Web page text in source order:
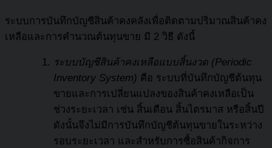
ระบบการบันทึกบัญชีสินค้าคงคลังเพื่อติดตามปริมาณสินค้าคง
เหลือและการคำนวณต้นทุนขาย มี 2 วิธี ดังนี้
ระบบบัญชีสินค้าคงเหลือแบบสิ้นงวด (Periodic
Inventory System) คือ ระบบที่บันทึกบัญชีต้นทุน
ขายและการเปลี่ยนแปลงของสินค้าคงเหลือเป็น
ช่วงระยะเวลา เช่น สิ้นเดือน สิ้นไตรมาส หรือสิ้นปี
ดังนั้นจึงไม่มีการบันทึกบัญชีต้นทุนขายในระหว่าง
รอบระยะเวลา และสำหรับการซื้อสินค้ากิจการ